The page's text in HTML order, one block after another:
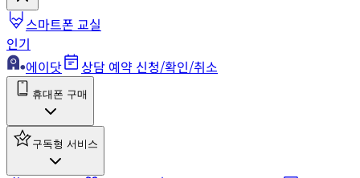
스마트폰 교실
인기
에이닷
상담 예약 신청/확인/취소
휴대폰 구매
구독형 서비스